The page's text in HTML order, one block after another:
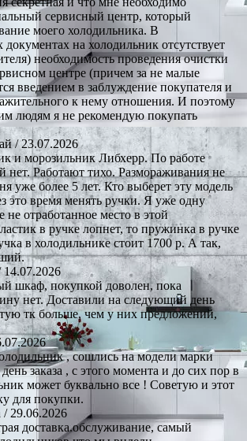
сервисный центр, который
моего холодильника. В
на холодильник отсутствует
необходимость проведения очистки
центре (причем за не малые
введением в заблуждение покупателя и
к нему отношения. И поэтому
людям я не рекомендую покупать
/ 23.07.2026
и морозильник Либхерр. По работе
нет. Работают тихо. Размораживания не
уже более 5 лет. Кто выберет эту модель
это время менять ручки. Я уже одну
не отработанное место в этой
в ручке лопнет, то пружинка в ручке
в холодильнике стоит 1700 р. А так,
шкаф, покупкой доволен, пока
нет. Доставили на следующий день
тк больше, чем у них предложений,
, сошлись на модели марки
заказа , с этого момента и до сих пор в
может буквально все ! Советую и этот
для покупки.
/ 29.06.2026
доставка.обслуживание, самый